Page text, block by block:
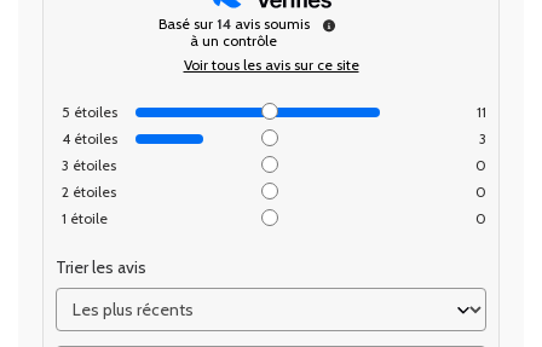
Basé sur 14 avis soumis
à un contrôle
Voir tous les avis sur ce site
5 étoiles
11
4 étoiles
3
3 étoiles
0
2 étoiles
0
1 étoile 0
Trier les avis